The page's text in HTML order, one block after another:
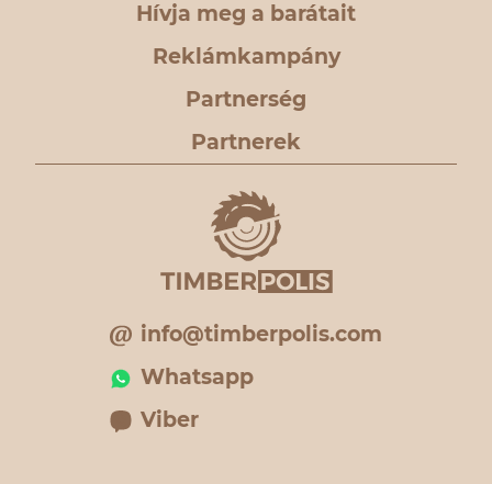
Hívja meg a barátait
Reklámkampány
Partnerség
Partnerek
info@timberpolis.com
Whatsapp
Viber